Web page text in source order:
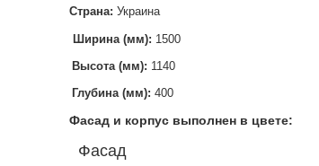
Страна: Украина
Ширина (мм): 1500
Высота (мм): 1140
Глубина (мм): 400
Фасад и корпус выполнен в цвете:
Фасад